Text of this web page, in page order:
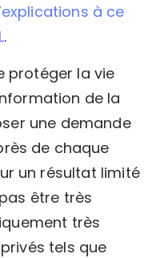
à ce
.
protéger la vie
de la
une demande
de chaque
un résultat limité
être très
très
tels que